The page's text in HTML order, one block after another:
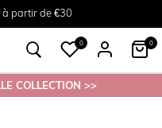
à partir de €30
au 54
magasin
0 0
COLLECTION >>